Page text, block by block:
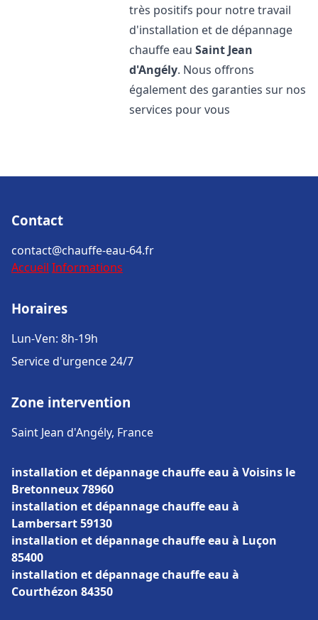
très positifs pour notre travail
d'installation et de dépannage
chauffe eauSaint Jean
d'Angély. Nous offrons
également des garanties sur nos
services pour vous
Contact
contact@chauffe-eau-64.fr
Accueil Informations
Horaires
Lun-Ven: 8h-19h
Service d'urgence 24/7
Zone intervention
Saint Jean d'Angély, France
installation et dépannage chauffe eau à Voisins le
Bretonneux 78960
installation et dépannage chauffe eau à
Lambersart 59130
installation et dépannage chauffe eau à Luçon
85400
installation et dépannage chauffe eau à
Courthézon 84350